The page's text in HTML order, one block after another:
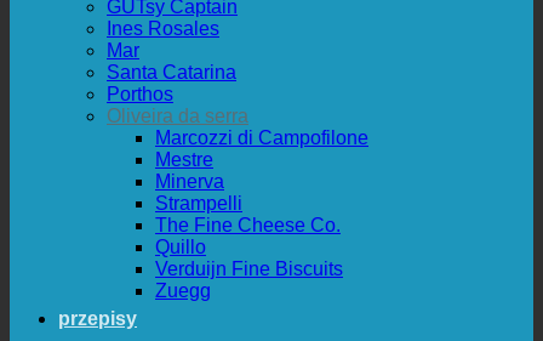
GUTsy Captain
Ines Rosales
Mar
Santa Catarina
Porthos
Oliveira da serra
Marcozzi di Campofilone
Mestre
Minerva
Strampelli
The Fine Cheese Co.
Quillo
Verduijn Fine Biscuits
Zuegg
przepisy